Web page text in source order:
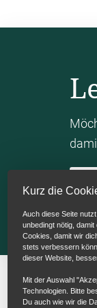
Kurz die
Auch diese Seite
unbedingt nötig,
Cookies, damit wir
stets verbessern
dieser Website,
Mit der Auswahl
Technologien. Bitte
Du auch wie wir die
Ja,
aber
und
dich